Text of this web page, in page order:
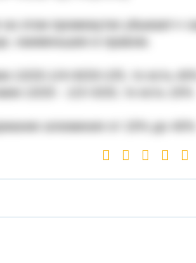
этом промежутке убывает⇒
13/20-1/4=8/20=2/5, то есть 40%
алюминия от 15% до 40%